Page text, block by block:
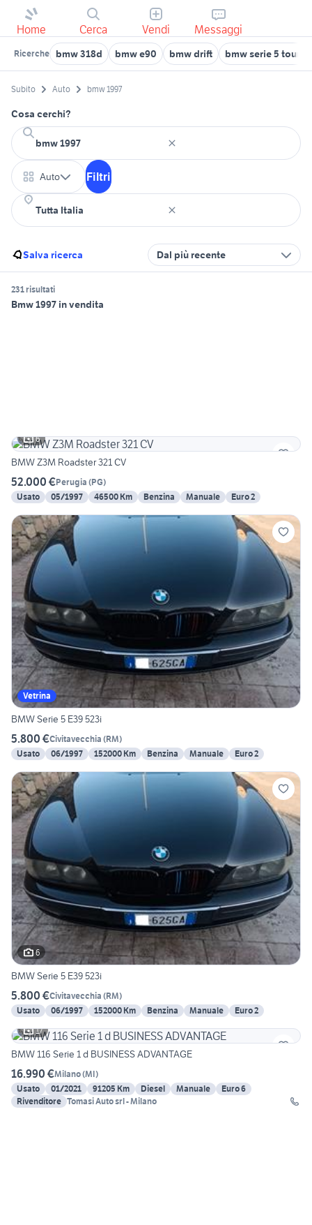
Home Cerca Vendi Messaggi
Ricerche bmw 318d bmw e90 bmw drift bmw serie 5
Subito Auto bmw 1997
Cosa cerchi?
Auto Filtri
Salva ricerca Dal più recente
231 risultati
Bmw 1997 in vendita
6
BMW Z3M Roadster 321 CV
52.000 €Perugia (PG)
Usato
05/1997 46500 Km Benzina Manuale Euro 2
Vetrina
BMW Serie 5 E39 523i
5.800 €Civitavecchia (RM)
Usato
06/1997 152000 Km Benzina Manuale Euro 2
6
BMW Serie 5 E39 523i
5.800 €Civitavecchia (RM)
Usato
06/1997 152000 Km Benzina Manuale
Euro 2
17
BMW 116 Serie 1 d BUSINESS ADVANTAGE
16.990 €Milano(MI)
Usato
01/2021 91205 Km Diesel Manuale
Euro 6
Rivenditore Tomasi Auto srl - Milano